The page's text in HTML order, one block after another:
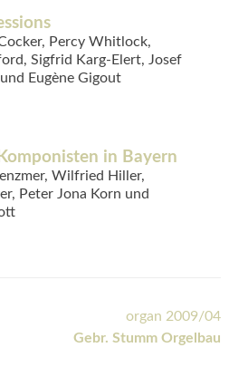
Percy Whitlock,
Sigfrid Karg-Elert, Josef
Eugène Gigout
in Bayern
Wilfried Hiller,
Peter Jona Korn und
organ 2009/04
Gebr. Stumm Orgelbau